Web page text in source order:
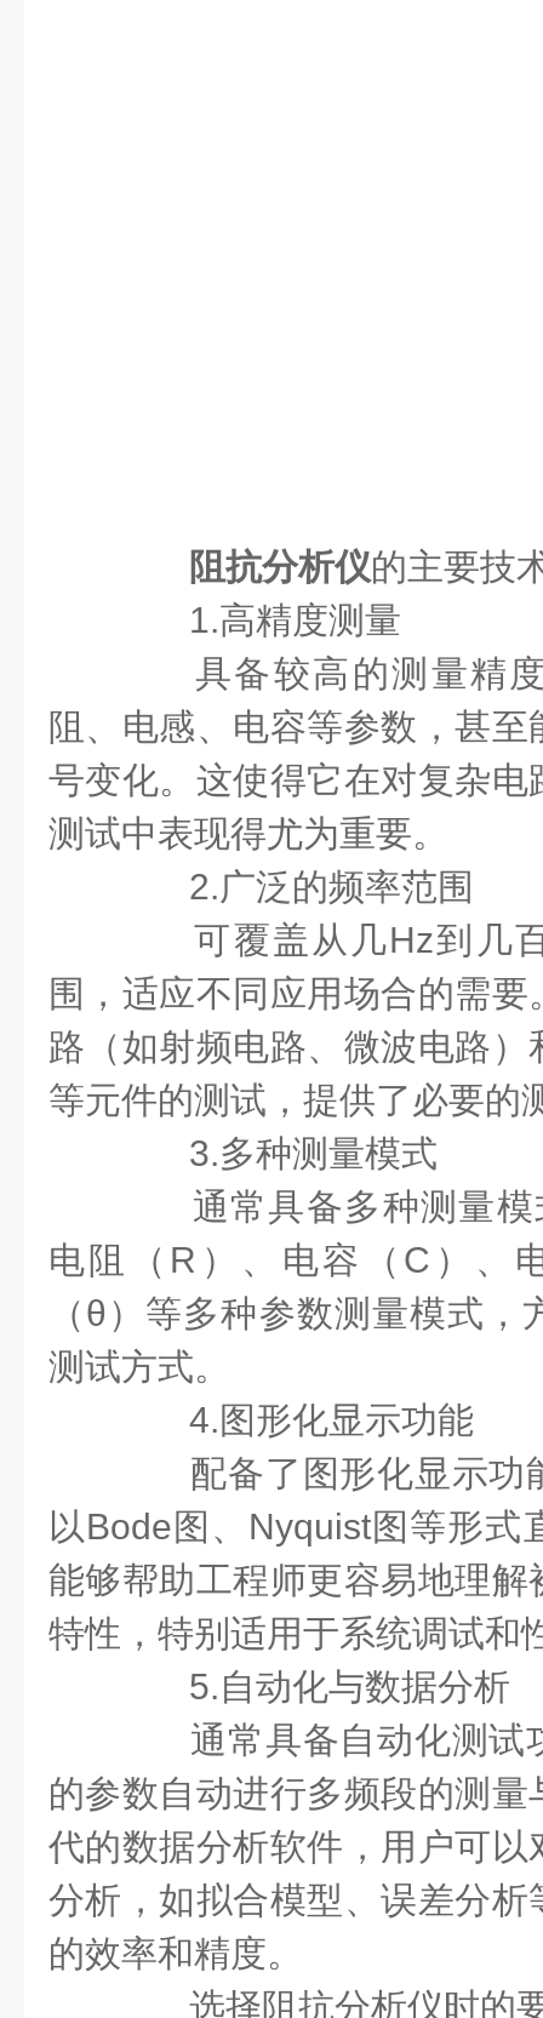
阻抗分析仪的主要技
1.高精度测量
具备较高的测量精度
阻、电感、电容等参数，甚
号变化。这使得它在对复杂
测试中表现得尤为重要。
2.广泛的频率范围
可覆盖从几Hz到几百
围，适应不同应用场合的需
路（如射频电路、微波电路
等元件的测试，提供了必要的
3.多种测量模式
通常具备多种测量模
电阻（R）、电容（C）、
（θ）等多种参数测量模式
测试方式。
4.图形化显示功能
配备了图形化显示功
以Bode图、Nyquist图等形式
能够帮助工程师更容易地理
特性，特别适用于系统调试和
5.自动化与数据分析
通常具备自动化测试
的参数自动进行多频段的测
代的数据分析软件，用户可
分析，如拟合模型、误差分
的效率和精度。
选择阻抗分析仪时的